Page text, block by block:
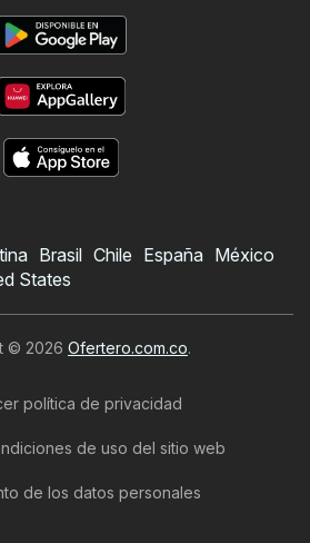
Brasil Chile España México
States
© 2026 Ofertero.com.co.
política de privacidad
de uso del sitio web
de los datos personales